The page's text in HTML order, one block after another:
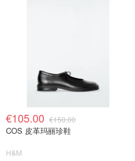
€105.00 €150.00
COS 皮革玛丽珍鞋
H&M